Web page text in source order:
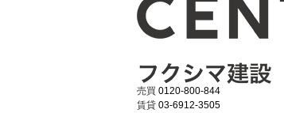
売買 0120-800-844
賃貸 03-6912-3505